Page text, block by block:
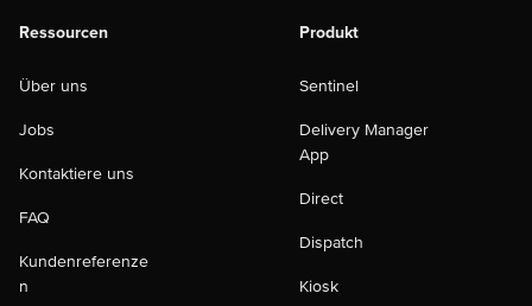
Ressourcen
Über uns
Jobs
Kontaktiere uns
FAQ
Kundenreferenze
n
Produkt
Sentinel
Delivery Manager
App
Direct
Dispatch
Kiosk